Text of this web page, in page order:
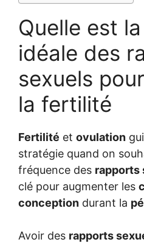
Quelle est
idéale des
sexuels
la fertilité
Fertilité et ovulation
stratégie quand on
fréquence des rapports
clé pour augmenter les
conception durant la
Avoir des rapports